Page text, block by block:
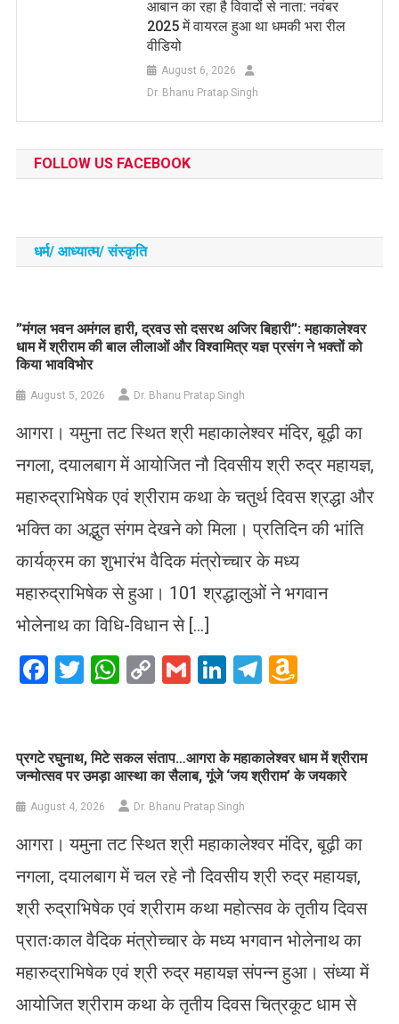
आबान का रहा है विवादों से नाता: नवंबर
2025 में वायरल हुआ था धमकी भरा रील
वीडियो
August 6, 2026
Dr. Bhanu Pratap Singh
FOLLOW US FACEBOOK
धर्म/ आध्‍यात्‍म/ संस्‍कृति
​”मंगल भवन अमंगल हारी, द्रवउ सो दसरथ अजिर बिहारी”: महाकालेश्वर
धाम में श्रीराम की बाल लीलाओं और विश्वामित्र यज्ञ प्रसंग ने भक्तों को
किया भावविभोर
August 5, 2026 Dr. Bhanu Pratap Singh
आगरा। यमुना तट स्थित श्री महाकालेश्वर मंदिर, बूढ़ी का
नगला, दयालबाग में आयोजित नौ दिवसीय श्री रुद्र महायज्ञ,
महारुद्राभिषेक एवं श्रीराम कथा के चतुर्थ दिवस श्रद्धा और
भक्ति का अद्भुत संगम देखने को मिला। प्रतिदिन की भांति
कार्यक्रम का शुभारंभ वैदिक मंत्रोच्चार के मध्य
महारुद्राभिषेक से हुआ। 101 श्रद्धालुओं ने भगवान
भोलेनाथ का विधि-विधान से […]
Facebook
Twitter
WhatsApp
CopyGmailLinkedIn
Telegram
प्रगटे रघुनाथ, मिटे सकल संताप…आगरा के महाकालेश्वर धाम में श्रीराम
जन्मोत्सव पर उमड़ा आस्था का सैलाब, गूंजे ‘जय श्रीराम’ के जयकारे
August 4, 2026 Dr. Bhanu Pratap Singh
आगरा। यमुना तट स्थित श्री महाकालेश्वर मंदिर, बूढ़ी का
नगला, दयालबाग में चल रहे नौ दिवसीय श्री रुद्र महायज्ञ,
श्री रुद्राभिषेक एवं श्रीराम कथा महोत्सव के तृतीय दिवस
प्रातःकाल वैदिक मंत्रोच्चार के मध्य भगवान भोलेनाथ का
महारुद्राभिषेक एवं श्री रुद्र महायज्ञ संपन्न हुआ। संध्या में
आयोजित श्रीराम कथा के तृतीय दिवस चित्रकूट धाम से